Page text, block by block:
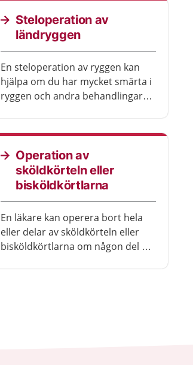
Steloperation av
ländryggen
En steloperation av ryggen kan
hjälpa om du har mycket smärta i
ryggen och andra behandlingar
är bara delen som opererats som
blir stel.
Operation av
sköldkörteln eller
bisköldkörtlarna
En läkare kan operera bort hela
eller delar av sköldkörteln eller
bisköldkörtlarna om någon del är